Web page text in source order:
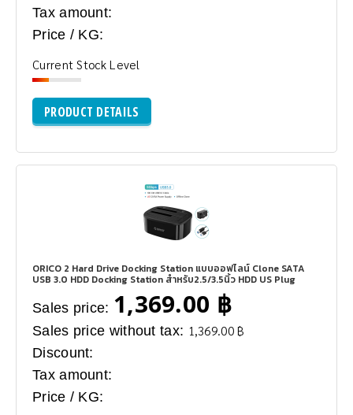
Tax amount:
Price / KG:
Current Stock Level
PRODUCT DETAILS
ORICO 2 Hard Drive Docking Station แบบออฟไลน์ Clone SATA
USB 3.0 HDD Docking Station สำหรับ2.5/3.5นิ้ว HDD US Plug
Sales price: 1,369.00 ฿
Sales price without tax: 1,369.00 ฿
Discount:
Tax amount:
Price / KG: